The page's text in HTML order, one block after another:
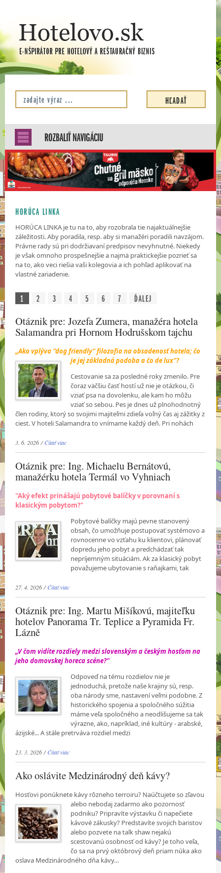
ROZBALIŤ NAVIGÁCIU
HORÚCA LINKA
HORÚCA LINKA je tu na to, aby rozobrala tie najaktuálnejšie
záležitosti. Aby poradila, resp. aby si manažéri poradili navzájom.
Právne rady sú pri dodržiavaní predpisov nevyhnutné. Niekedy
je však omnoho prospešnejšie a najmä praktickejšie pozrieť sa
na to, ako veci riešia vaši kolegovia a ich pohľad aplikovať na
vlastné zariadenie.
1 2 3 4 5 6 7 ĎALEJ
Otáznik pre: Jozefa Zumera, manažéra hotela
Salamandra pri Hornom Hodrušskom tajchu
„Ako vplýva “dog friendly“ filozofia na obsadenosť hotela; čo
je jej základná podoba ačo de lux“?
Cestovanie sa za posledné roky zmenilo. Pre
čoraz väčšiu časť hostí už nie je otázkou, či
vziať psa na dovolenku, ale kam ho môžu
vziať so sebou. Pes je dnes už plnohodnotný
člen rodiny, ktorý so svojimi majiteľmi zdieľa voľný čas aj zážitky z
ciest. V hoteli Salamandra to vnímame každý deň. Pri nohách
3. 6. 2026 /Čítať viac
Otáznik pre: Ing. Michaelu Bernátovú,
manažérku hotela Termál vo Vyhniach
"Aký efekt prinášajú pobytové balíčky v porovnaní s
klasickým pobytom?"
Pobytové balíčky majú pevne stanovený
obsah, čo umožňuje postupovať systémovo a
rovnocenne vo vzťahu ku klientovi, plánovať
dopredu jeho pobyt a predchádzať tak
nepríjemným situáciám. Ak za klasický pobyt
považujeme ubytovanie s raňajkami, tak
27. 4. 2026 /Čítať viac
Otáznik pre: Ing. Martu Mišíkovú, majiteľku
hotelov Panorama Tr. Teplice a Pyramida Fr.
Lázně
„V čom vidíte rozdiely medzi slovenským a českým hosťom na
jeho domovskej horeca scéne?“
Odpoveď na tému rozdielov nie je
jednoduchá, pretože naše krajiny sú, resp.
oba národy sme, nastavení veľmi podobne. Z
historického spojenia a spoločného súžitia
máme veľa spoločného a neodlišujeme sa tak
výrazne, ako, napríklad, iné kultúry - arabské,
ázijské... A stále pretrváva rozdiel medzi
23. 3. 2026 /Čítať viac
Ako oslávite Medzinárodný deň kávy?
Hosťovi ponúknete kávy rôzneho terroiru? Naúčtujete so zľavou
alebo nebodaj zadarmo ako pozornosť
podniku? Pripravíte výstavku či napečiete
kávové zákusky? Predstavíte svojich baristov
alebo pozvete na talk shaw nejakú
scestovanú osobnosť od kávy? Je toho veľa,
čo sa na prvý októbrový deň priam núka ako
oslava Medzinárodného dňa kávy…